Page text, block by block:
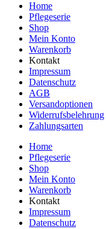
Home
Pflegeserie
Shop
Mein Konto
Warenkorb
Kontakt
Impressum
Datenschutz
AGB
Versandoptionen
Widerrufsbelehrung
Zahlungsarten
Home
Pflegeserie
Shop
Mein Konto
Warenkorb
Kontakt
Impressum
Datenschutz